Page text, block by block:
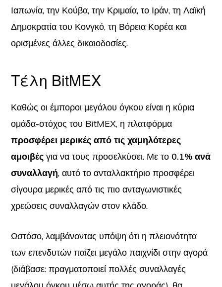
Ιαπωνία, την Κούβα, την Κριμαία, το Ιράν, τη Λαϊκή
Δημοκρατία του Κονγκό, τη Βόρεια Κορέα και
ορισμένες άλλες δικαιοδοσίες.
Τέλη BitMEX
Καθώς οι έμποροι μεγάλου όγκου είναι η κύρια
ομάδα-στόχος του BitMEX, η πλατφόρμα
προσφέρει μερικές από τις χαμηλότερες
αμοιβέςγια να τους προσελκύσει. Με το 0.1% ανά
συναλλαγή, αυτό το ανταλλακτήριο προσφέρει
σίγουρα μερικές από τις πιο ανταγωνιστικές
χρεώσεις συναλλαγών στον κλάδο.
Ωστόσο, λαμβάνοντας υπόψη ότι η πλειονότητα
των επενδυτών παίζει μεγάλο παιχνίδι στην αγορά
(διάβασε: πραγματοποιεί πολλές συναλλαγές